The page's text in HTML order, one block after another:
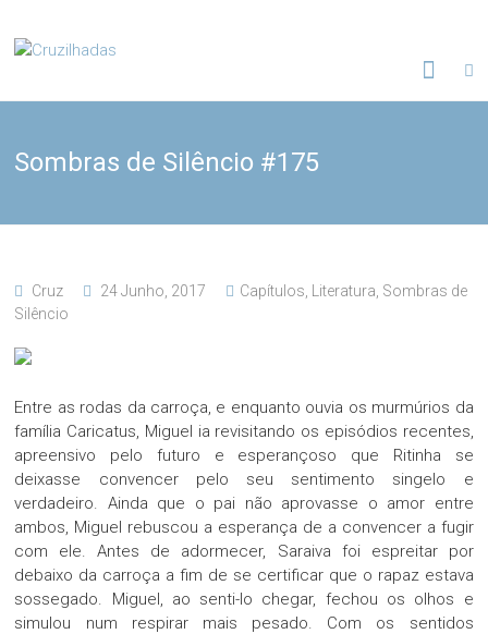
content
Cruzilhadas
Sombras de Silêncio #175
Cruz 24 Junho, 2017 Capítulos Literatura Sombras de
Silêncio
Entre as rodas da carroça, e enquanto ouvia os murmúrios da
família Caricatus, Miguel ia revisitando os episódios recentes,
apreensivo pelo futuro e esperançoso que Ritinha se
deixasse convencer pelo seu sentimento singelo e
verdadeiro. Ainda que o pai não aprovasse o amor entre
ambos, Miguel rebuscou a esperança de a convencer a fugir
com ele. Antes de adormecer, Saraiva foi espreitar por
debaixo da carroça a fim de se certificar que o rapaz estava
sossegado. Miguel, ao senti-lo chegar, fechou os olhos e
simulou num respirar mais pesado. Com os sentidos